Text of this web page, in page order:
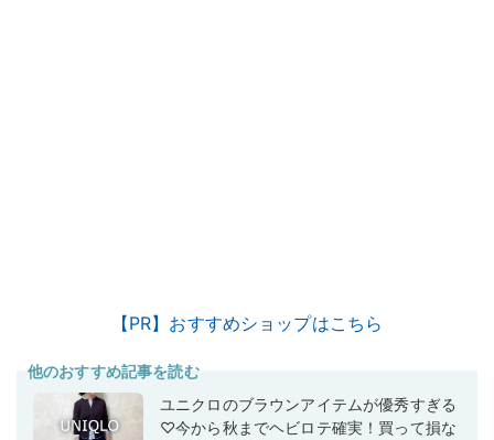
【PR】おすすめショップはこちら
他のおすすめ記事を読む
ユニクロのブラウンアイテムが優秀すぎる
♡今から秋までヘビロテ確実！買って損な